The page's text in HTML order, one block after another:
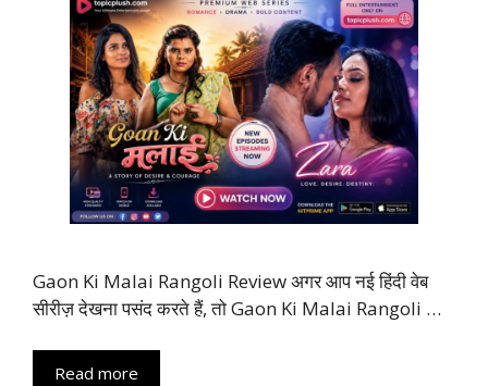
Gaon Ki Malai Rangoli Review अगर आप नई हिंदी वेब
सीरीज़ देखना पसंद करते हैं, तो Gaon Ki Malai Rangoli …
Read more